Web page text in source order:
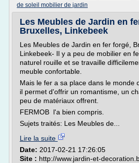
de soleil mobilier de jardin
Les Meubles de Jardin en
Bruxelles, Linkebeek
Les Meubles de Jardin en fer forgé,
Linkebeek- Il y a peu de mobilier en
naturel rouille et se travaille
meuble confortable.
Mais le fer a sa place dans le monde
il permet d'offrir un romantisme, un
peu de matériaux offrent.
FERMOB l'a bien compris.
Sujets traités: Les Meubles de...
Lire la suite
Date: 2017-02-21 17:26:05
Site : http://www.jardin-et-